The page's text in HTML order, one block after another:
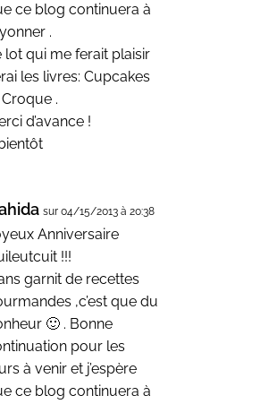
ce blog continuera à
.
lot qui me ferait plaisir
les livres: Cupcakes
.
d’avance !
sur 04/15/2013 à 20:38
Anniversaire
!!!
garnit de recettes
,c’est que du
🙂 . Bonne
pour les
à venir et j’espère
ce blog continuera à